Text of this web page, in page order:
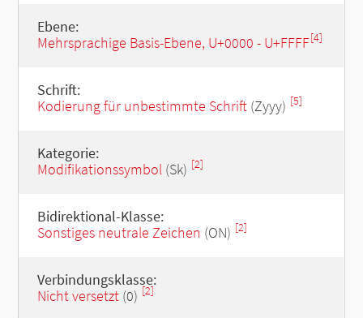
Ebene:
Mehrsprachige Basis-Ebene, U+0000 - U+FFFF[4]
Schrift:
Kodierung für unbestimmte Schrift(Zyyy) [5]
Kategorie:
Modifikationssymbol(Sk) [2]
Bidirektional-Klasse:
Sonstiges neutrale Zeichen (ON) [2]
Verbindungsklasse:
Nicht versetzt(0) [2]